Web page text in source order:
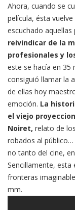
Ahora, cuando se
película, ésta
escuchado
reivindicar de la
profesionales y
este se hacía en 35
consiguió llamar la
de ellas hoy
emoción. La
el viejo
Noiret, relato de
robados al
no tanto del cine,
Sencillamente, esta
fronteras
mm.